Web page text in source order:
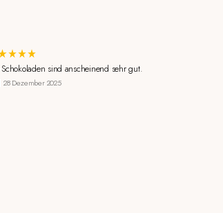
sind anscheinend sehr gut.
28 Dezember 2025